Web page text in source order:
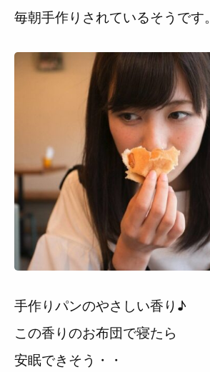
毎朝手作りされているそうです。
手作りパンのやさしい香り♪
この香りのお布団で寝たら
安眠できそう・・